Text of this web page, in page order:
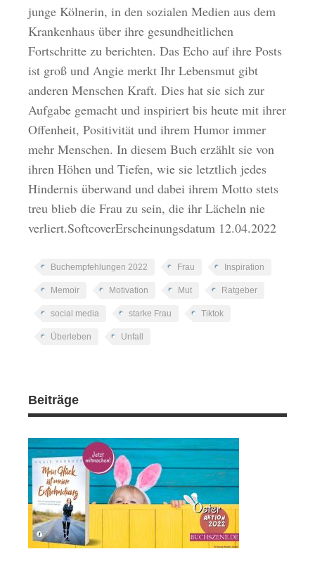
junge Kölnerin, in den sozialen Medien aus dem
Krankenhaus über ihre gesundheitlichen
Fortschritte zu berichten. Das Echo auf ihre Posts
ist groß und Angie merkt Ihr Lebensmut gibt
anderen Menschen Kraft. Dies hat sie sich zur
Aufgabe gemacht und inspiriert bis heute mit ihrer
Offenheit, Positivität und ihrem Humor immer
mehr Menschen. In diesem Buch erzählt sie von
ihren Höhen und Tiefen, wie sie letztlich jedes
Hindernis überwand und dabei ihrem Motto stets
treu blieb die Frau zu sein, die ihr Lächeln nie
verliert.SoftcoverErscheinungsdatum 12.04.2022
Buchempfehlungen 2022 Frau Inspiration
Memoir Motivation Mut Ratgeber
social media starke Frau Tiktok
Überleben Unfall
Beiträge